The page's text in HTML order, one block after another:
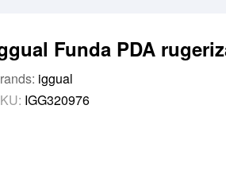
Funda PDA
iggual
IGG320976